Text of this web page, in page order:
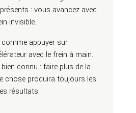
: vous avancez avec
invisible.
comme appuyer sur
avec le frein à main.
bien connu : faire plus de la
chose produira toujours les
résultats.